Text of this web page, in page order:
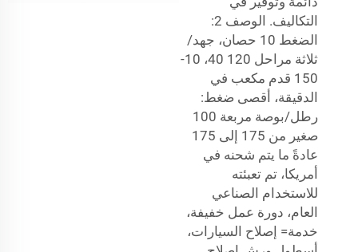
التكاليف. الوصف 2:
الضغط 10 حصان، جهد/
ثلاثة مراحل 120 40، 10-
150 قدم مكعب في
الدقيقة، أقصى ضغط:
رطل/بوصة مربعة 100
صغير من 175 إلى 175
عادةً ما يتم شحنه في
أمريكا، تم تعبئته
للاستخدام الصناعي
العام، دورة عمل خفيفة،
خدمة= إصلاح السيارات،